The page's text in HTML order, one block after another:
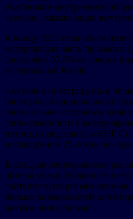
участником внутреннего
звеньев, связывающих
К концу 2021 года объем
материковую часть превысил
составляет 57,6% от
материковый Китай.
«Активно интегрируясь в
свою роль в национальных
свои сильные стороны в виде
согласованности с
пятницу председатель КНР
посвященном 25-летию
Благодаря непрерывному
обмена между Гонконгом и
соответствующих
больше возможностей для
достижения успехов».